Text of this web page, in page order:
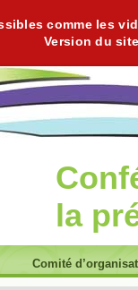
comme les
Version du
la
Comité